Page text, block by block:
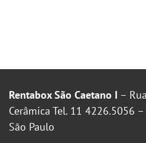
Rentabox São Caetano I –
Cerâmica Tel. 11 4226.5056
São Paulo